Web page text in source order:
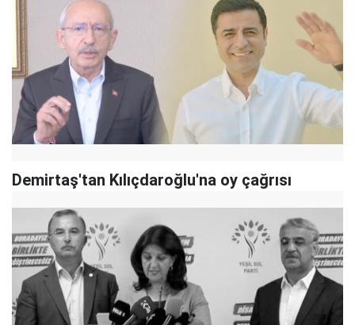
Demirtaş'tan Kılıçdaroğlu'na oy çağrısı